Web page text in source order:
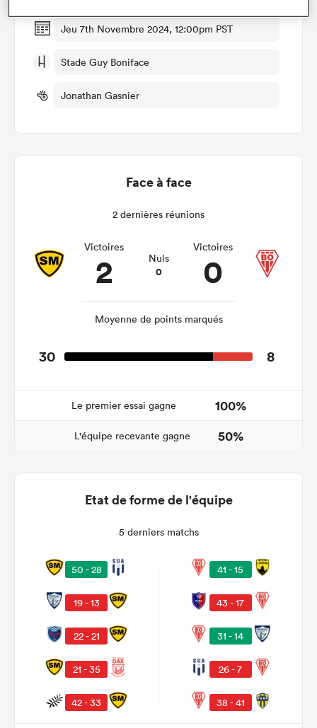
Jeu 7th Novembre 2024, 12:00pm PST
Stade Guy Boniface
Jonathan Gasnier
Face à face
2 dernières réunions
Victoires
2 Nuls
0
Victoires
0
Moyenne de points marqués
30 8
Le premier essai gagne 100%
L'équipe recevante gagne 50%
Etat de forme de l'équipe
5 derniers matchs
50 - 28
19 - 13
22 - 21
21 - 35
42 - 33
41 - 15
43 - 17
31 - 14
26 - 7
38 - 41